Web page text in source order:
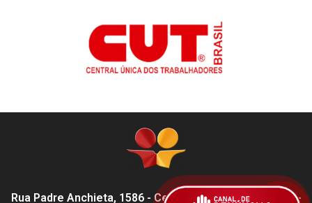
Rua Padre Anchieta, 1586 - Centro, Pelotas - RS, 96015-